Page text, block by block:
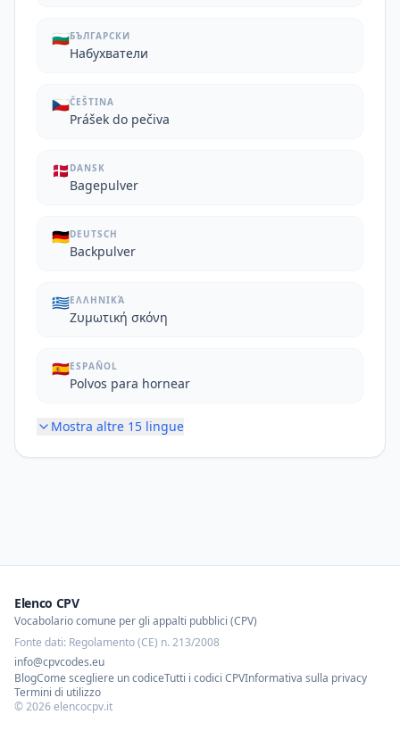
🇧🇬БЪЛГАРСКИ
Набухватели
🇨🇿ČEŠTINA
Prášek do pečiva
🇩🇰 DANSK
Bagepulver
🇩🇪DEUTSCH
Backpulver
🇬🇷ΕΛΛΗΝΙΚΆ
Ζυμωτική σκόνη
🇪🇸ESPAÑOL
Polvos para hornear
Mostra altre 15 lingue
Elenco CPV
Vocabolario comune per gli appalti pubblici (CPV)
Fonte dati: Regolamento (CE) n. 213/2008
info@cpvcodes.eu
BlogCome scegliere un codiceTutti i codici CPVInformativa sulla privacy
Termini di utilizzo
©2026elencocpv.it